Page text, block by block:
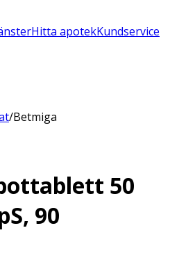
Hitta apotekKundservice
/Betmiga
50
90